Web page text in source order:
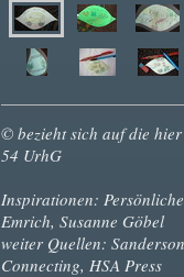
© bezieht sich auf die
54 UrhG
Inspirationen:
Emrich, Susanne Göbel
weiter Quellen:
Connecting, HSA Press